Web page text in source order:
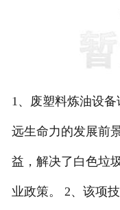
1、废塑料炼油设
远生命力的发展前
益，解决了白色垃
业政策。 2、该项